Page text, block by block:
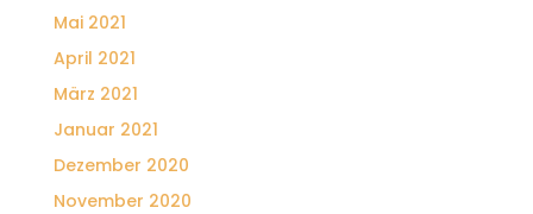
Mai 2021
April 2021
März 2021
Januar 2021
Dezember 2020
November 2020